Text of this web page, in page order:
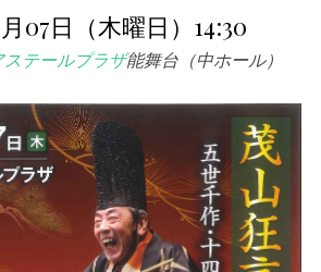
07日（木曜日）14:30
ステールプラザ能舞台（中ホール）